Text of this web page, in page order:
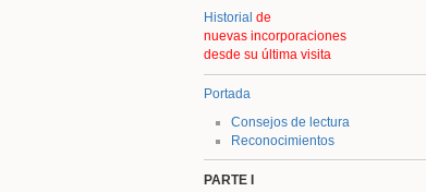
Historial de
nuevas incorporaciones
desde su última visita
Portada
Consejos de lectura
Reconocimientos
PARTE I